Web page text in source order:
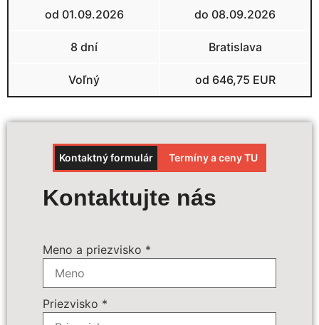
od 01.09.2026 do 08.09.2026
8 dní Bratislava
Voľný od 646,75 EUR
Kontaktný formulár Termíny a ceny TU
Kontaktujte nás
Meno a priezvisko *
Priezvisko *
Výpočet ceny
Povinné príplatky:
15 € - palivový príplatok
30 € - emisný a environmentálny